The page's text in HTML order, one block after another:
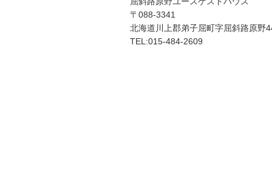
〒088-3341
北海道川上郡弟子屈町字屈斜路原野
TEL:015-484-2609